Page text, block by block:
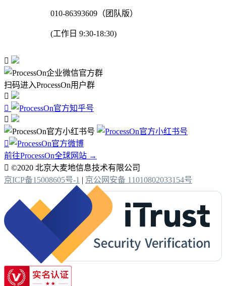
010-86393609（团队版）
(工作日 9:30-18:30)

扫码进入ProcessOn用户群




前往ProcessOn全球网站 →
 ©2020 北京大麦地信息技术有限公司
京ICP备15008605号-1 | 京公网安备 11010802033154号